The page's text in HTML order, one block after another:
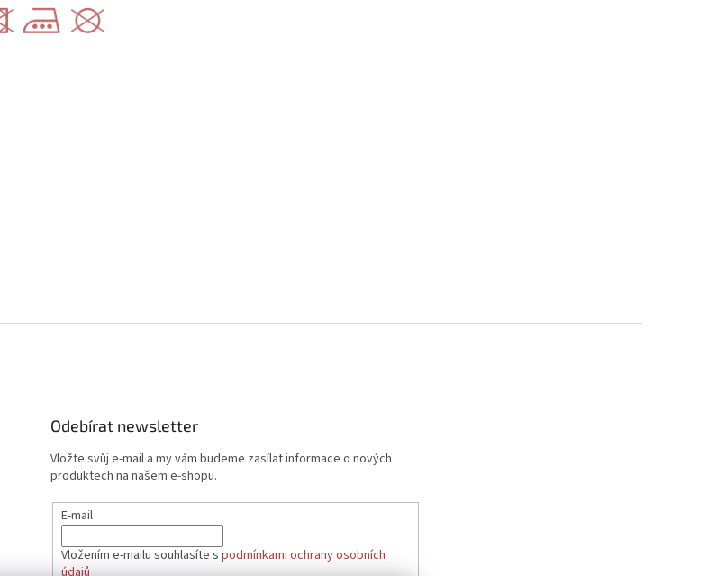
Odebírat newsletter
Vložte svůj e-mail a my vám budeme zasílat informace o nových
produktech na našem e-shopu.
E-mail
Vložením e-mailu souhlasíte s podmínkami ochrany osobních
údajů